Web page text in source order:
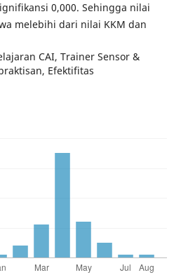
0,000. Sehingga nilai
melebihi dari nilai KKM dan
CAI, Trainer Sensor &
Efektifitas